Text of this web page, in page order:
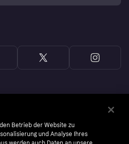
Betrieb der Website zu
und Analyse Ihres